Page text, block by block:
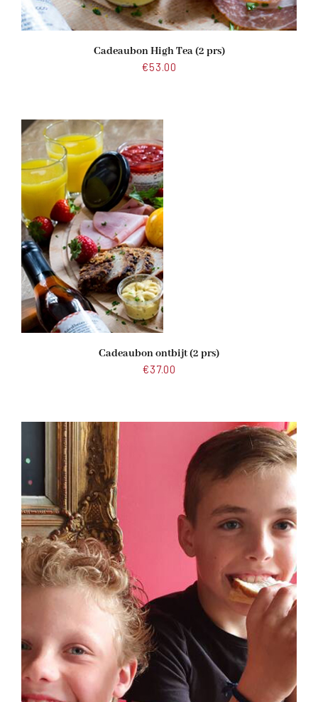
Cadeaubon High Tea (2 prs)
€53.00
Cadeaubon ontbijt (2 prs)
€37.00